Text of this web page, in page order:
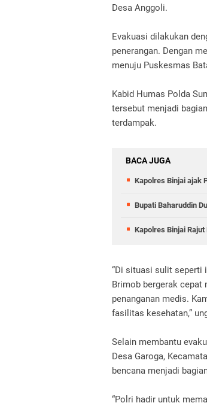
Desa Anggoli.
Evakuasi dilakukan
penerangan. Dengan
menuju Puskesmas
Kabid Humas Polda
tersebut menjadi
terdampak.
BACA JUGA
Kapolres Binjai ajak
Bupati Baharuddin
Kapolres Binjai
“Di situasi sulit seperti
Brimob bergerak cepat
penanganan medis.
fasilitas kesehatan,”
Selain membantu
Desa Garoga,
bencana menjadi
“Polri hadir untuk